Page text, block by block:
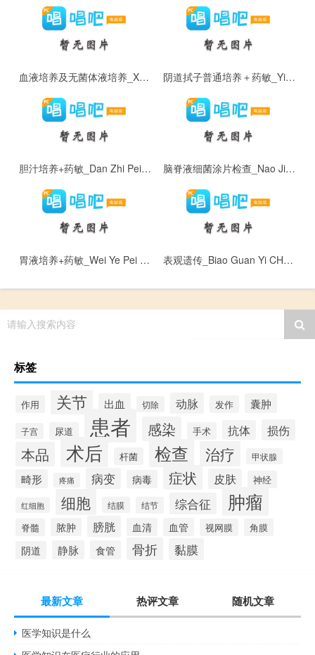
血液培养及无菌体液培养_Xue Ye Pei Yang Ji Wu Jun Ti Ye Pei Yang 阴道拭子普通培养＋药敏_Yin Dao Shi Zi Pu Tong Pei Yang ＋ Yao Min
胆汁培养+药敏_Dan Zhi Pei Yang + Yao Min 脑脊液细菌涂片检查_Nao Ji Ye Xi Jun Tu Pian Jian Cha
胃液培养+药敏_Wei Ye Pei Yang + Yao Min 表观遗传_Biao Guan Yi CHuan
请输入搜索内容
标签
作用 关节 出血 切除 动脉 发作 囊肿
子宫 尿道 患者 感染 手术 抗体 损伤
本品 术后 杆菌 检查 治疗 甲状腺
畸形 疼痛 病变 病毒 症状 皮肤 神经
红细胞 细胞 结膜 结节 综合征 肿瘤
脊髓 脓肿 膀胱 血清 血管 视网膜 角膜
阴道 静脉 食管 骨折 黏膜
最新文章 热评文章 随机文章
医学知识是什么